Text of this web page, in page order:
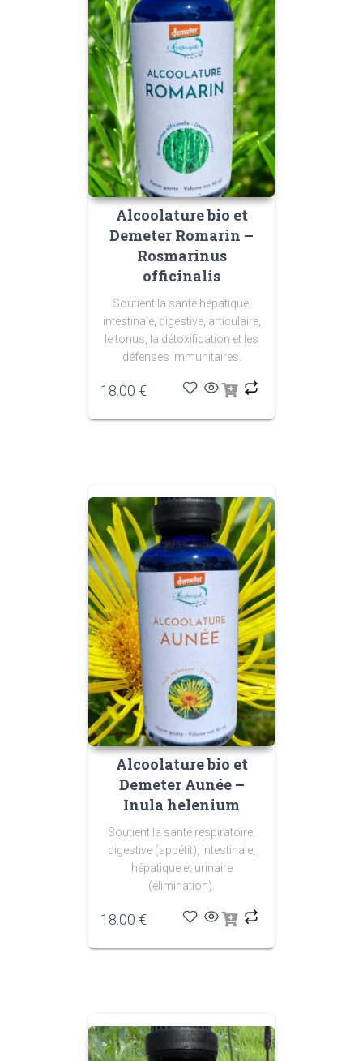
Alcoolature bio et
Demeter Romarin –
Rosmarinus
officinalis
Soutient la santé hépatique,
intestinale, digestive, articulaire,
le tonus, la détoxification et les
défenses immunitaires.
18.00 €
Alcoolature bio et
Demeter Aunée –
Inula helenium
Soutient la santé respiratoire,
digestive (appétit), intestinale,
hépatique et urinaire
(élimination).
18.00 €